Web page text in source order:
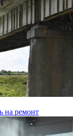
на ремонт